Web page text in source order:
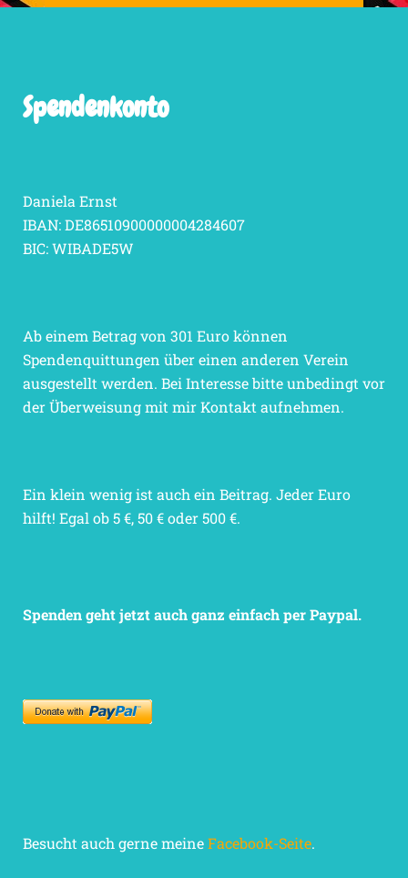
Spendenkonto
Daniela Ernst
IBAN: DE86510900000004284607
BIC: WIBADE5W
Ab einem Betrag von 301 Euro können
Spendenquittungen über einen anderen Verein
ausgestellt werden. Bei Interesse bitte unbedingt vor
der Überweisung mit mir Kontakt aufnehmen.
Ein klein wenig ist auch ein Beitrag. Jeder Euro
hilft! Egal ob 5 €, 50 € oder 500 €.
Spenden geht jetzt auch ganz einfach per Paypal.
Besucht auch gerne meineFacebook-Seite.